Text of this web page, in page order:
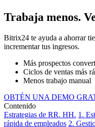
Trabaja menos.
Bitrix24 te ayuda a ahorrar
incrementar tus ingresos.
Más prospectos
Ciclos de ventas más
Menos trabajo manual
OBTÉN UNA DEMO
Contenido
Estrategias de RR. HH. 1.
rápida de empleados 2.